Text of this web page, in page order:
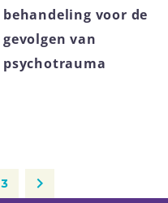
behandeling voor de
gevolgen van
psychotrauma
3